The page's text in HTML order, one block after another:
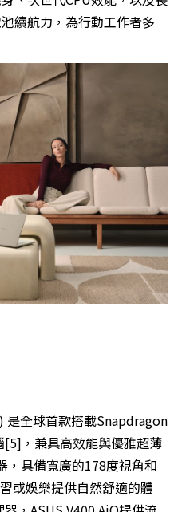
續航力，為行動工作者多
是全球首款搭載Snapdragon
，兼具高效能與優雅超薄
具備寬廣的178度視角和
或娛樂提供自然舒適的體